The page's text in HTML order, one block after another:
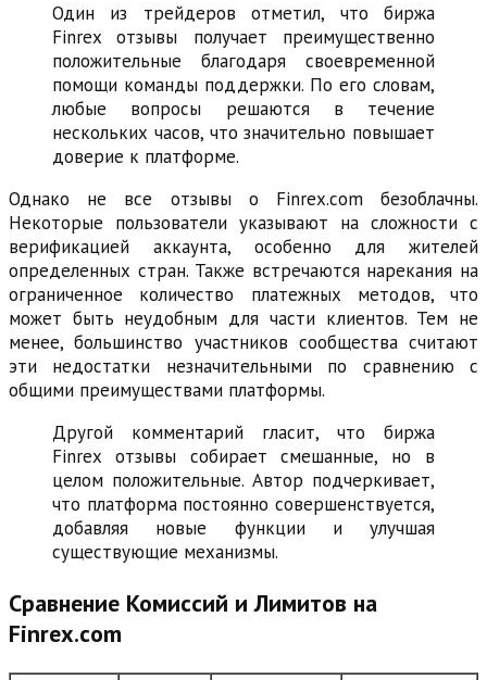
Один из трейдеров отметил, что биржа
Finrex отзывы получает преимущественно
положительные благодаря своевременной
помощи команды поддержки. По его словам,
любые вопросы решаются в течение
нескольких часов, что значительно повышает
доверие к платформе.
Однако не все отзывы о Finrex.com безоблачны.
Некоторые пользователи указывают на сложности с
верификацией аккаунта, особенно для жителей
определенных стран. Также встречаются нарекания на
ограниченное количество платежных методов, что
может быть неудобным для части клиентов. Тем не
менее, большинство участников сообщества считают
эти недостатки незначительными по сравнению с
общими преимуществами платформы.
Другой комментарий гласит, что биржа
Finrex отзывы собирает смешанные, но в
целом положительные. Автор подчеркивает,
что платформа постоянно совершенствуется,
добавляя новые функции и улучшая
существующие механизмы.
Сравнение Комиссий и Лимитов на
Finrex.com